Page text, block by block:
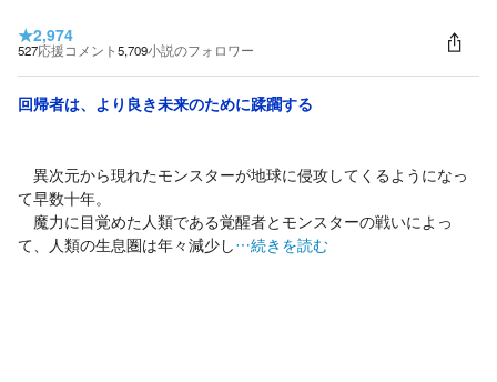
★2,974
527応援コメント5,709小説のフォロワー
回帰者は、より良き未来のために蹂躙する
異次元から現れたモンスターが地球に侵攻してくるようになっ
て早数十年。
魔力に目覚めた人類である覚醒者とモンスターの戦いによっ
て、人類の生息圏は年々減少し…続きを読む